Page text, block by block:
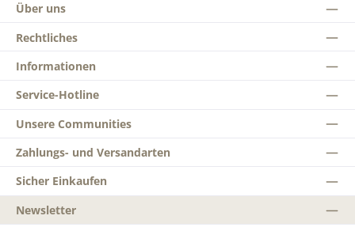
Über uns
Rechtliches
Informationen
Service-Hotline
Unsere Communities
Zahlungs- und Versandarten
Sicher Einkaufen
Newsletter